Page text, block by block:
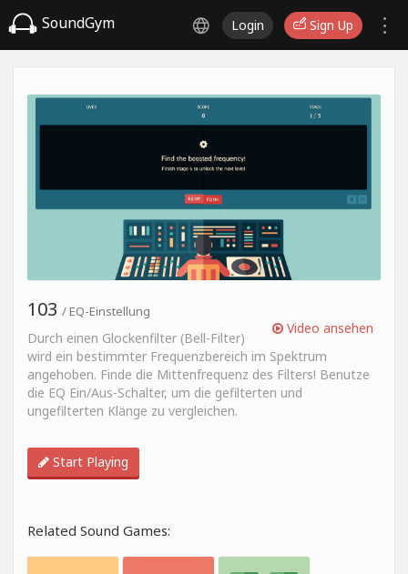
SoundGym Login Sign Up
Video ansehen
103 / EQ-Einstellung
Durch einen Glockenfilter (Bell-Filter)
wird ein bestimmter Frequenzbereich im Spektrum
angehoben. Finde die Mittenfrequenz des Filters! Benutze
die EQ Ein/Aus-Schalter, um die gefilterten und
ungefilterten Klänge zu vergleichen.
Start Playing
Related Sound Games: